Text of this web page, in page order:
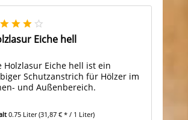
Eiche hell
Holzlasur Eiche hell ist ein
Schutzanstrich für Hölzer im
und Außenbereich.
0.75 Liter(31,87 € * / 1 Liter)